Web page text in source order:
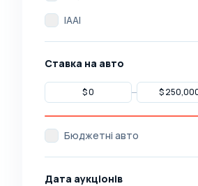
IAAI
Ставка на авто
Бюджетні авто
Дата аукціонів